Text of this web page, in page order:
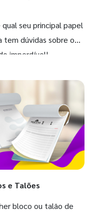
seu principal papel
tem dúvidas sobre o
imperdível!
e Talões
bloco ou talão de